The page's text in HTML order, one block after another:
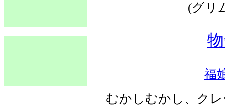
(グ
福
むかしむかし、クレ